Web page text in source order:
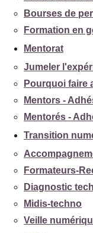
Bourses de
Formation en
Mentorat
Jumeler
Pourquoi faire
Mentors -
Mentorés -
Transition
Formateurs-
Diagnostic
Midis-techno
Veille